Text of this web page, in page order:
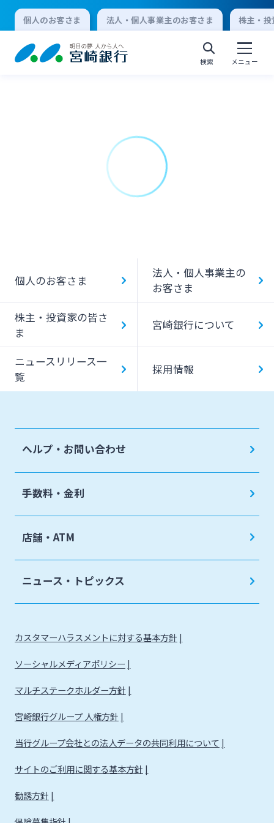
個人のお客さま 法人・個人事業主のお客さま 株主・
検索 メニュー
みやぎんMikatanoシリーズ
ログオン
English
個人のお客さま
宮崎銀行について
ニュースリリース一覧
お問い合わせ先一覧
個人のお客さま
法人・個人事業主の
お客さま
株主・投資家の皆さ
ま
宮崎銀行について
ニュースリリース一
覧
採用情報
ヘルプ・お問い合わせ
手数料・金利
店舗・ATM
ニュース・トピックス
カスタマーハラスメントに対する基本方針
ソーシャルメディアポリシー
マルチステークホルダー方針
宮崎銀行グループ 人権方針
当行グループ会社との法人データの共同利用について
サイトのご利用に関する基本方針
勧誘方針